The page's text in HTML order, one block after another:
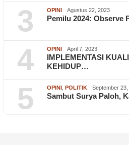
3 OPINI Agustus 22, 2023
Pemilu 2024: Observe
4 OPINI April 7, 2023
IMPLEMENTASI
KEHIDUP…
5 OPINI POLITIK September
Sambut Surya Paloh,